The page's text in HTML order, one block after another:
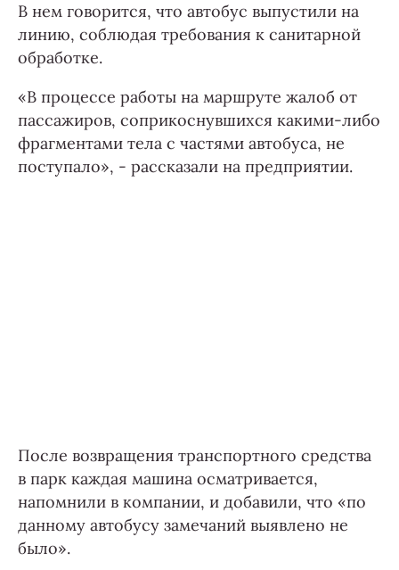
В нем говорится, что автобус выпустили на
линию, соблюдая требования к санитарной
обработке.
«В процессе работы на маршруте жалоб от
пассажиров, соприкоснувшихся какими-либо
фрагментами тела с частями автобуса, не
поступало», - рассказали на предприятии.
После возвращения транспортного средства
в парк каждая машина осматривается,
напомнили в компании, и добавили, что «по
данному автобусу замечаний выявлено не
было».